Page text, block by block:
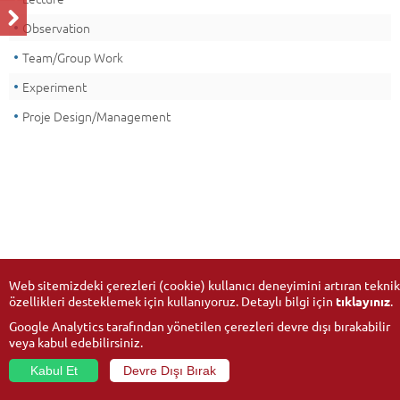
Observation
Team/Group Work
Experiment
Proje Design/Management
Web sitemizdeki çerezleri (cookie) kullanıcı deneyimini artıran teknik
özellikleri desteklemek için kullanıyoruz. Detaylı bilgi için tıklayınız.
Google Analytics tarafından yönetilen çerezleri devre dışı bırakabilir
veya kabul edebilirsiniz.
Kabul Et
Devre Dışı Bırak
© 2026Anadolu University- All rights reserved.